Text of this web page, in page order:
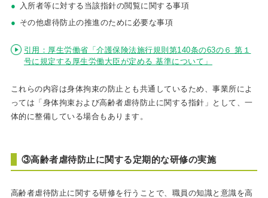
入所者等に対する当該指針の閲覧に関する事項
その他虐待防止の推進のために必要な事項
引用：厚生労働省「介護保険法施行規則第140条の63の６ 第１
号に規定する厚生労働大臣が定める 基準について」
これらの内容は身体拘束の防止とも共通しているため、事業所によ
っては「身体拘束および高齢者虐待防止に関する指針」として、一
体的に整備している場合もあります。
③高齢者虐待防止に関する定期的な研修の実施
高齢者虐待防止に関する研修を行うことで、職員の知識と意識を高